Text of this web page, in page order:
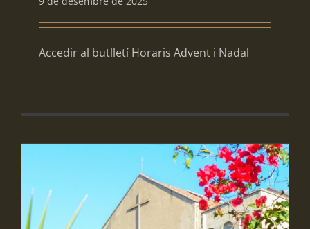
Accedir al butlletí Horaris Advent i Nadal